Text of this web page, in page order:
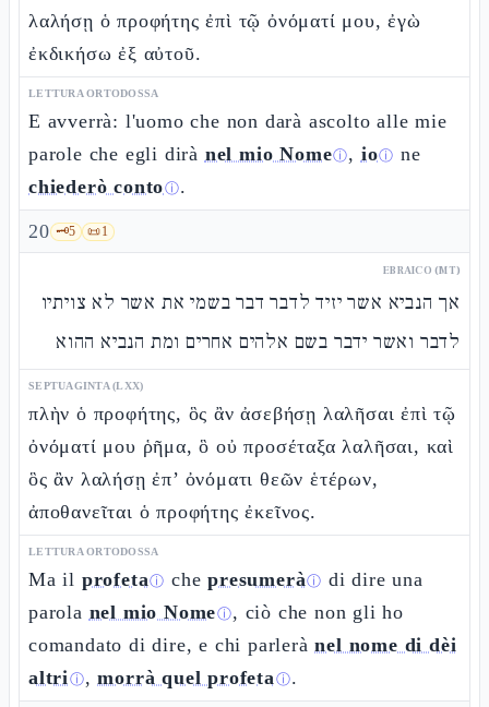
λαλήσῃ ὁ προφήτης ἐπὶ τῷ ὀνόματί μου, ἐγὼ
ἐκδικήσω ἐξ αὐτοῦ.
LETTURA ORTODOSSA
E avverrà: l'uomo che non darà ascolto alle mie
parole che egli dirà nel mio Nomeⓘ, ioⓘ ne
chiederò contoⓘ.
20 🗝️5 📜1
EBRAICO (MT)
אך הנביא אשר יזיד לדבר דבר בשמי את אשר לא צויתיו
לדבר ואשר ידבר בשם אלהים אחרים ומת הנביא ההוא
SEPTUAGINTA (LXX)
πλὴν ὁ προφήτης, ὃς ἂν ἀσεβήσῃ λαλῆσαι ἐπὶ τῷ
ὀνόματί μου ῥῆμα, ὃ οὐ προσέταξα λαλῆσαι, καὶ
ὃς ἂν λαλήσῃ ἐπ’ ὀνόματι θεῶν ἑτέρων,
ἀποθανεῖται ὁ προφήτης ἐκεῖνος.
LETTURA ORTODOSSA
Ma il profetaⓘ chepresumeràⓘ di dire una
parola nel mio Nomeⓘ, ciò che non gli ho
comandato di dire, e chi parlerànel nome di dèi
altriⓘ,morrà quel profetaⓘ.